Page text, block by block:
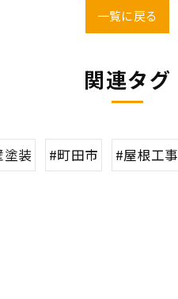
一覧に戻る
関連タグ
塗装 #町田市 #屋根工事